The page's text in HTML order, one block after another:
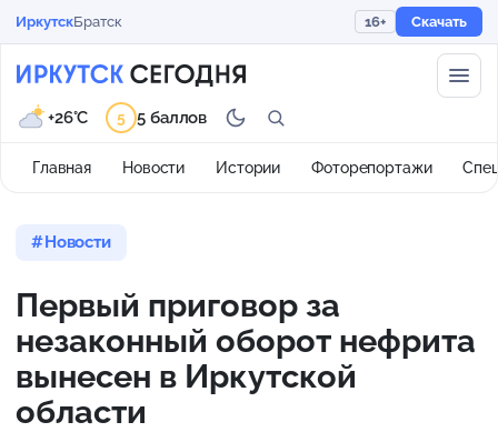
ИркутскБратск 16+ Скачать
Главная Новости Истории Фоторепортажи
+26°C 5 5 баллов
Новости
Первый приговор за
незаконный оборот нефрита
вынесен в Иркутской
области